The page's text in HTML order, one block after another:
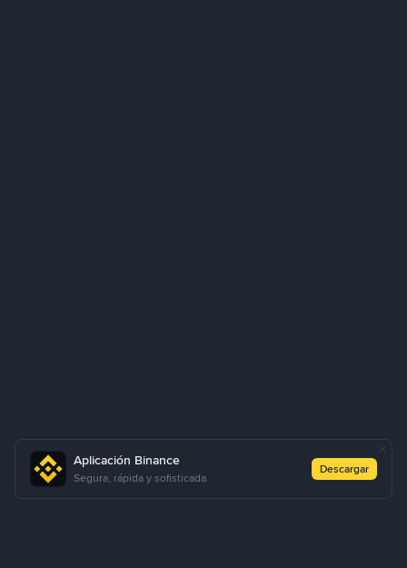
Aplicación Binance
Segura, rápida y sofisticada
Descargar